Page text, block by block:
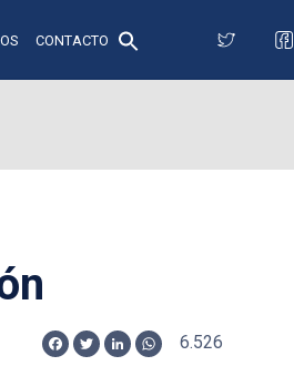
CONTACTO
Facebook
TwitterLinkedInWhatsApp
6.526